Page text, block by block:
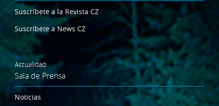
Suscríbete a la Revista CZ
Suscríbete a News CZ
Actualidad
Sala de Prensa
Noticias